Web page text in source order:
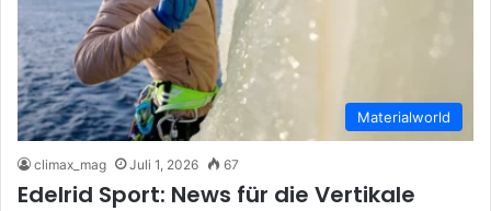
Materialworld
climax_mag Juli 1, 2026 67
Edelrid Sport: News für die Vertikale